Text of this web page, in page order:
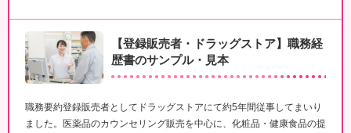
【登録販売者・ドラッグストア】職務経
歴書のサンプル・見本
職務要約登録販売者としてドラッグストアにて約5年間従事してまいり
ました。医薬品のカウンセリング販売を中心に、化粧品・健康食品の提